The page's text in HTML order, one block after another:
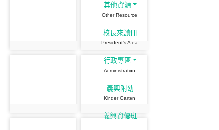
其他資源
Other Resource
校長來讀冊
President's Area
行政專區
Administration
義興附幼
Kinder Garten
義興資優班